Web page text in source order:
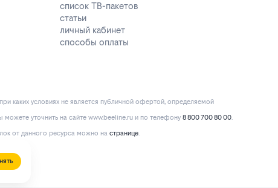
список ТВ-пакетов
статьи
личный кабинет
способы оплаты
каких условиях не является публичной офертой, определяемой
уточнить на сайте www.beeline.ru и по телефону 8 800 700 80 00.
от данного ресурса можно на странице.